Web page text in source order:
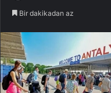
Bir dakikadan az